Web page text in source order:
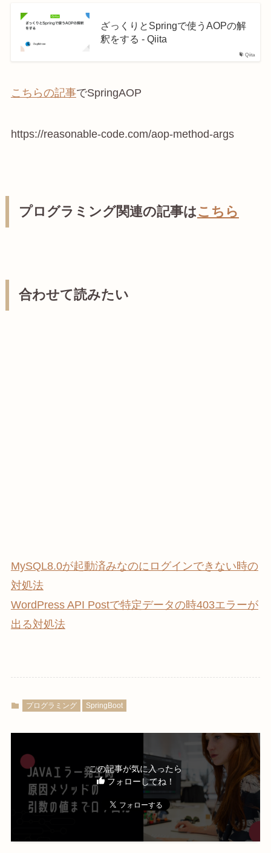
Qiita
ざっくりとSpringで使うAOPの解
釈をする - Qiita
こちらの記事でSpringAOP
https://reasonable-code.com/aop-method-args
プログラミング関連の記事はこちら
合わせて読みたい
MySQL8.0が起動済みなのにログインできない時の
対処法
WordPress API Postで特定データの時403エラーが
出る対処法
プログラミング SpringBoot
この記事が気に入ったら
フォローしてね！